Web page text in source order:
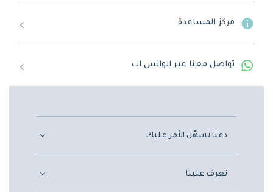
مركز المساعدة
تواصل معنا عبر الواتس اب
دعنا نسهّل الأمر عليك
تعرف علينا